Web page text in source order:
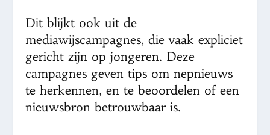
Dit blijkt ook uit de
mediawijscampagnes, die vaak expliciet
gericht zijn op jongeren. Deze
campagnes geven tips om nepnieuws
te herkennen, en te beoordelen of een
nieuwsbron betrouwbaar is.